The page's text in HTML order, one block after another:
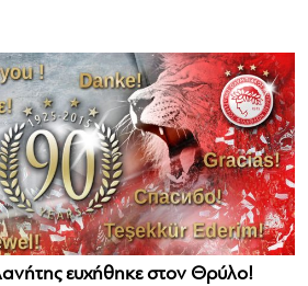
ευχήθηκε στον Θρύλο!